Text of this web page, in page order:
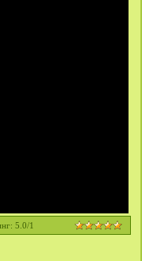
: 5.0/1